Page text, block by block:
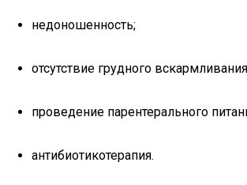
недоношенность;
отсутствие грудного
проведение парентерального
антибиотикотерапия.